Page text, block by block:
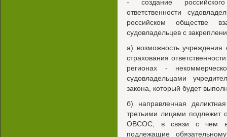
- создание
ответственности
российском обществе
судовладельцев с
а) возможность учреждения
страхования
регионах -
судовладельцами
закона, который будет
б) направленная
третьими лицами подлежит
ОВСОС, в связи с чем в
подлежащие